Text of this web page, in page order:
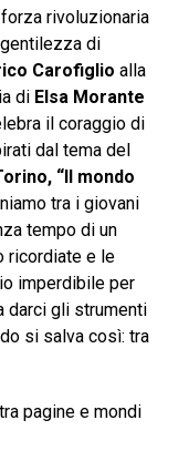
forza rivoluzionaria
di
Carofiglio alla
di Elsa Morante
il coraggio di
dal tema del
“Il mondo
tra i giovani
tempo di un
ricordiate e le
imperdibile per
darci gli strumenti
si salva così: tra
pagine e mondi